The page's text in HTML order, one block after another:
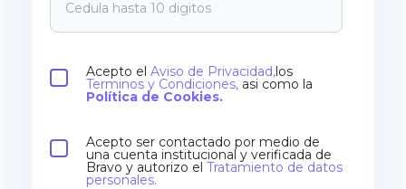
Acepto el Aviso de Privacidad,los
Terminos y Condiciones, asi como la
Política de Cookies.
Acepto ser contactado por medio de
una cuenta institucional y verificada de
Bravo y autorizo el Tratamiento de datos
personales.